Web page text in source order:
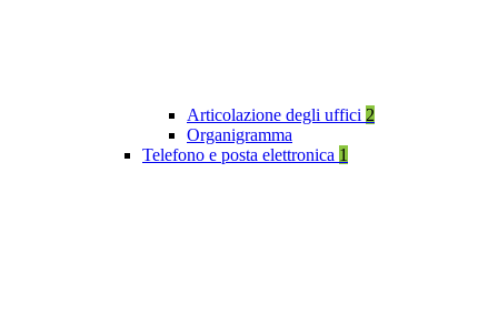
Articolazione degli uffici 2
Organigramma
Telefono e posta elettronica 1